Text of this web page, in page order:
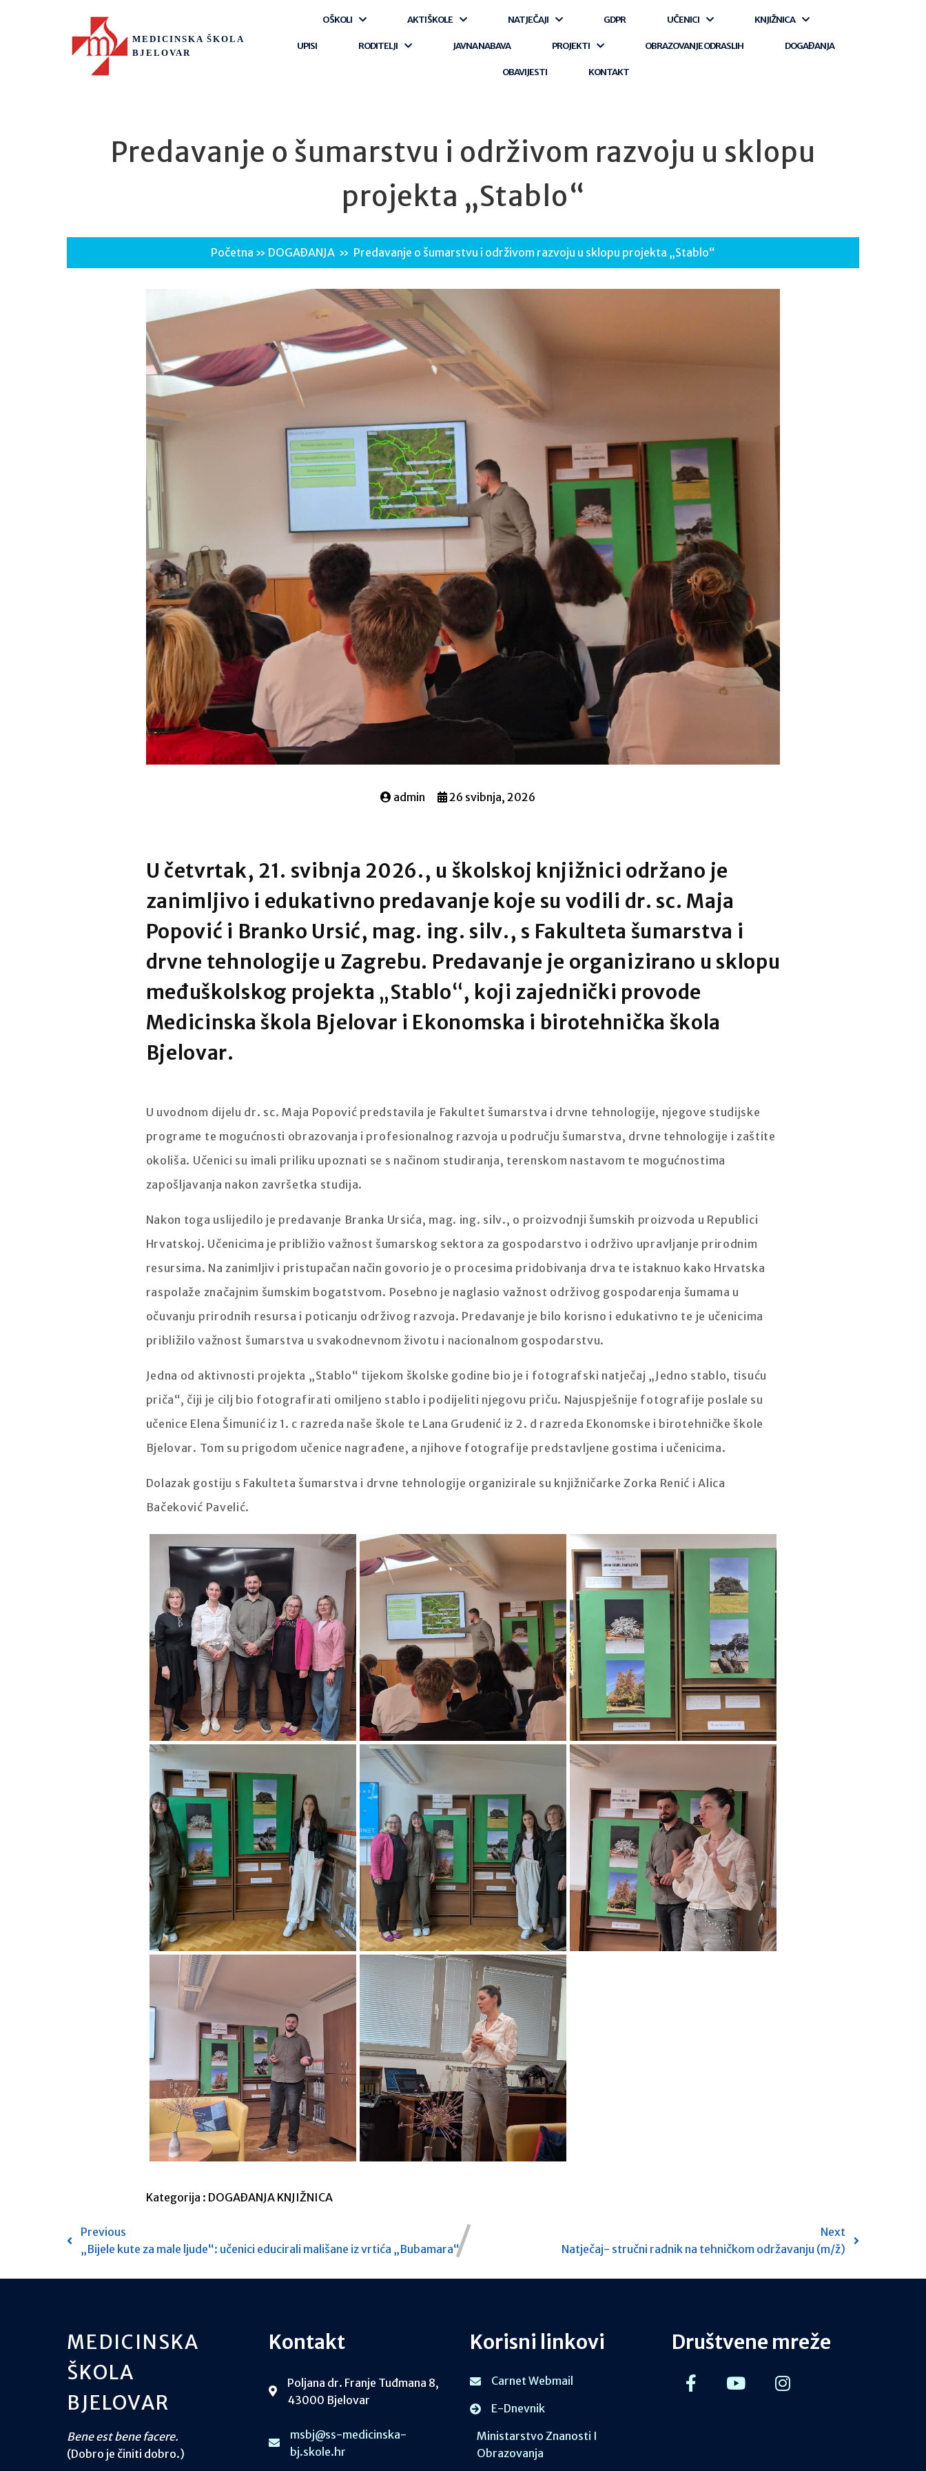
MEDICINSKA ŠKOLA
BJELOVAR
O ŠKOLI AKTI ŠKOLE NATJEČAJI GDPR UČENICI KNJIŽNICA
UPISI RODITELJI JAVNA NABAVA PROJEKTI OBRAZOVANJE ODRASLIH DOGAĐANJA
OBAVIJESTI KONTAKT
Predavanje o šumarstvu i održivom razvoju u sklopu
projekta „Stablo“
Početna » DOGAĐANJA » Predavanje o šumarstvu i održivom razvoju u sklopu projekta „Stablo“
admin 26 svibnja, 2026
U četvrtak, 21. svibnja 2026., u školskoj knjižnici održano je
zanimljivo i edukativno predavanje koje su vodili dr. sc. Maja
Popović i Branko Ursić, mag. ing. silv., s Fakulteta šumarstva i
drvne tehnologije u Zagrebu. Predavanje je organizirano u sklopu
međuškolskog projekta „Stablo“, koji zajednički provode
Medicinska škola Bjelovar i Ekonomska i birotehnička škola
Bjelovar.
U uvodnom dijelu dr. sc. Maja Popović predstavila je Fakultet šumarstva i drvne tehnologije, njegove studijske
programe te mogućnosti obrazovanja i profesionalnog razvoja u području šumarstva, drvne tehnologije i zaštite
okoliša. Učenici su imali priliku upoznati se s načinom studiranja, terenskom nastavom te mogućnostima
zapošljavanja nakon završetka studija.
Nakon toga uslijedilo je predavanje Branka Ursića, mag. ing. silv., o proizvodnji šumskih proizvoda u Republici
Hrvatskoj. Učenicima je približio važnost šumarskog sektora za gospodarstvo i održivo upravljanje prirodnim
resursima. Na zanimljiv i pristupačan način govorio je o procesima pridobivanja drva te istaknuo kako Hrvatska
raspolaže značajnim šumskim bogatstvom. Posebno je naglasio važnost održivog gospodarenja šumama u
očuvanju prirodnih resursa i poticanju održivog razvoja. Predavanje je bilo korisno i edukativno te je učenicima
približilo važnost šumarstva u svakodnevnom životu i nacionalnom gospodarstvu.
Jedna od aktivnosti projekta „Stablo“ tijekom školske godine bio je i fotografski natječaj „Jedno stablo, tisuću
priča“, čiji je cilj bio fotografirati omiljeno stablo i podijeliti njegovu priču. Najuspješnije fotografije poslale su
učenice Elena Šimunić iz 1. c razreda naše škole te Lana Grudenić iz 2. d razreda Ekonomske i birotehničke škole
Bjelovar. Tom su prigodom učenice nagrađene, a njihove fotografije predstavljene gostima i učenicima.
Dolazak gostiju s Fakulteta šumarstva i drvne tehnologije organizirale su knjižničarke Zorka Renić i Alica
Bačeković Pavelić.
Kategorija : DOGAĐANJA KNJIŽNICA
Previous
„Bijele kute za male ljude“: učenici educirali mališane iz vrtića „Bubamara“
Next
Natječaj- stručni radnik na tehničkom održavanju (m/ž)
MEDICINSKA
ŠKOLA
BJELOVAR
Bene est bene facere.
(Dobro je činiti dobro.)
Kontakt
Poljana dr. Franje Tuđmana 8,
43000 Bjelovar
msbj@ss-medicinska-
bj.skole.hr
Korisni linkovi
Carnet Webmail
E-Dnevnik
Ministarstvo Znanosti I
Obrazovanja
Društvene mreže